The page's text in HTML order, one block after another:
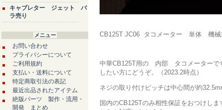
キャブレター ジェット バ
ラ売り
メニュー
お問い合わせ
プライバシーについて
ご利用規約
支払い・送料について
特定商取引法の表記
最近出品されたアイテム
絶版パーツ 製作・流用・
開発 まとめ
CB125T JC06 タコメーター 単体 機
中華CB125T用の 内部 タコメーターで
したい方にどうぞ。（2023.2時点）
ネジの取り付けピッチは中心間が約
国内のCB125Tのみ相性保証をおつけし